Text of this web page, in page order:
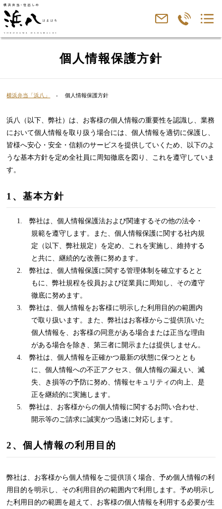
個人情報保護方針
横浜弁当「浜八」 個人情報保護方針
浜八（以下、弊社）は、お客様の個人情報の重要性を認識し、業務
において個人情報を取り扱う場合には、個人情報を適切に保護し、
皆様へ安心・安全・信頼のサービスを提供していくため、以下のよ
うな基本方針を定め全社員に周知徹底を図り、これを遵守していま
す。
1、基本方針
1. 弊社は、個人情報保護法および関連するその他の法令・
規範を遵守します。また、個人情報保護に関する社内規
定（以下、弊社規定）を定め、これを実施し、維持する
と共に、継続的な改善に努めます。
2. 弊社は、個人情報保護に関する管理体制を確立するとと
もに、弊社規程を役員および従業員に周知し、その遵守
徹底に努めます。
3. 弊社は、個人情報をお客様に明示した利用目的の範囲内
で取り扱います。また、弊社はお客様からご提供頂いた
個人情報を、お客様の同意がある場合または正当な理由
がある場合を除き、第三者に開示または提供しません。
4. 弊社は、個人情報を正確かつ最新の状態に保つととも
に、個人情報への不正アクセス、個人情報の漏えい、滅
失、き損等の予防に努め、情報セキュリティの向上、是
正を継続的に実施します。
5. 弊社は、お客様からの個人情報に関するお問い合わせ、
開示等のご請求に誠実かつ迅速に対応します。
2、個人情報の利用目的
弊社は、お客様から個人情報をご提供頂く場合、予め個人情報の利
用目的を明示し、その利用目的の範囲内で利用します。予め明示し
た利用目的の範囲を超えて、お客様の個人情報を利用する必要が生